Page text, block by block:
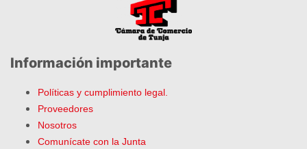
Información importante
Políticas y cumplimiento legal.
Proveedores
Nosotros
Comunícate con la Junta